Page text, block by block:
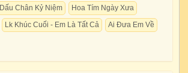
Dấu Chân Kỷ Niệm
Hoa Tím Ngày Xưa
Lk Khúc Cuối - Em Là Tất Cả
Ai Đưa Em Về